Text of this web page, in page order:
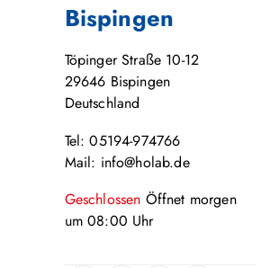
Bispingen
Töpinger Straße 10-12
29646 Bispingen
Deutschland
Tel: 05194-974766
Mail: info@holab.de
Geschlossen Öffnet morgen
um08:00 Uhr